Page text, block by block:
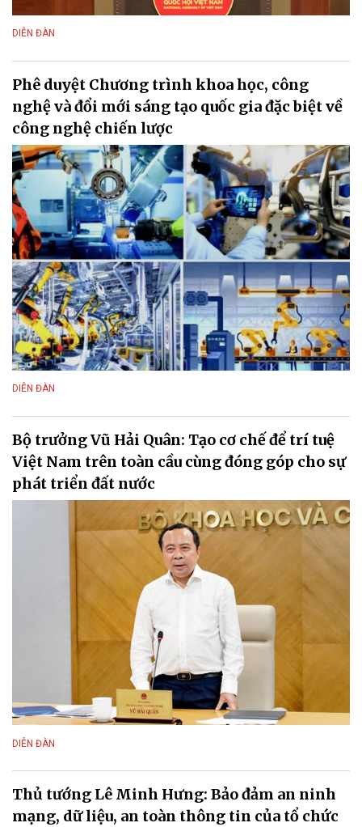
DIỄN ĐÀN
Phê duyệt Chương trình khoa học, công
nghệ và đổi mới sáng tạo quốc gia đặc biệt về
công nghệ chiến lược
DIỄN ĐÀN
Bộ trưởng Vũ Hải Quân: Tạo cơ chế để trí tuệ
Việt Nam trên toàn cầu cùng đóng góp cho sự
phát triển đất nước
DIỄN ĐÀN
Thủ tướng Lê Minh Hưng: Bảo đảm an ninh
mạng, dữ liệu, an toàn thông tin của tổ chức